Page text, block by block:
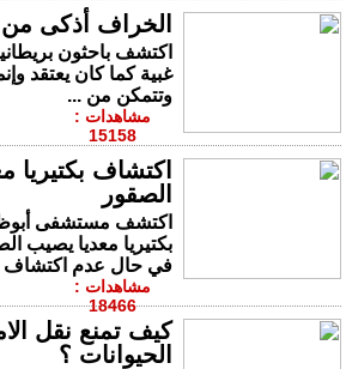
الخراف أذكى من
اكتشف باحثون
غبية كما كان يعتقد
وتتمكن من ...
مشاهدات :
15158
اكتشاف بكتيريا
الصقور
اكتشف مستشفى
بكتيريا معديا يصيب
في حال عدم اكتشاف
مشاهدات :
18466
كيف تمنع نقل
الحيوانات ؟